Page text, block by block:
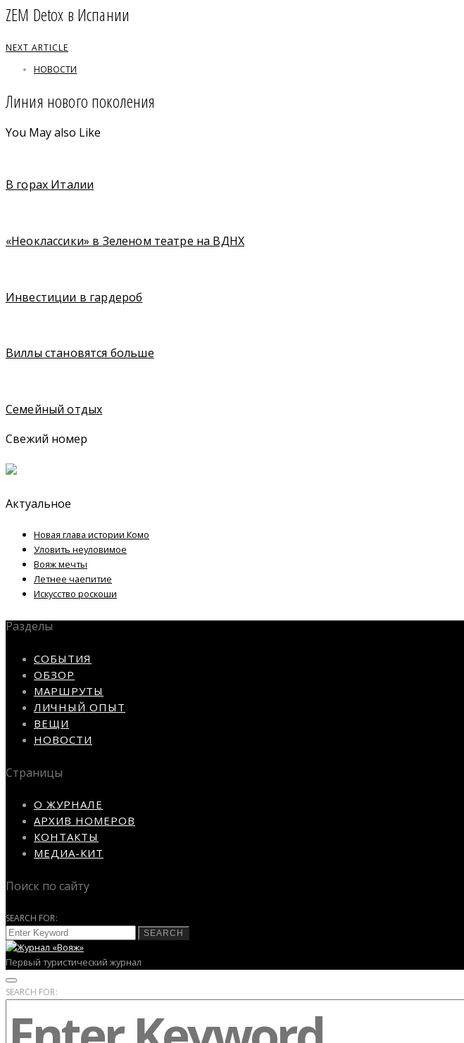
ZEM Detox в Испании
NEXT ARTICLE
НОВОСТИ
Линия нового поколения
You May also Like
В горах Италии
«Неоклассики» в Зеленом театре на ВДНХ
Инвестиции в гардероб
Виллы становятся больше
Семейный отдых
Свежий номер
Актуальное
Новая глава истории Комо
Уловить неуловимое
Вояж мечты
Летнее чаепитие
Искусство роскоши
Разделы
СОБЫТИЯ
ОБЗОР
МАРШРУТЫ
ЛИЧНЫЙ ОПЫТ
ВЕЩИ
НОВОСТИ
Страницы
О ЖУРНАЛЕ
АРХИВ НОМЕРОВ
КОНТАКТЫ
МЕДИА-КИТ
Поиск по сайту
SEARCH FOR:
SEARCH
Первый туристический журнал
SEARCH FOR: